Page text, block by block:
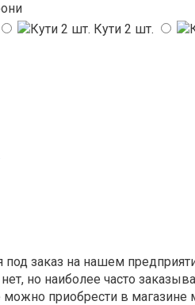
Кути 2 шт.
под заказ на нашем
но наиболее часто
приобрести в магазине